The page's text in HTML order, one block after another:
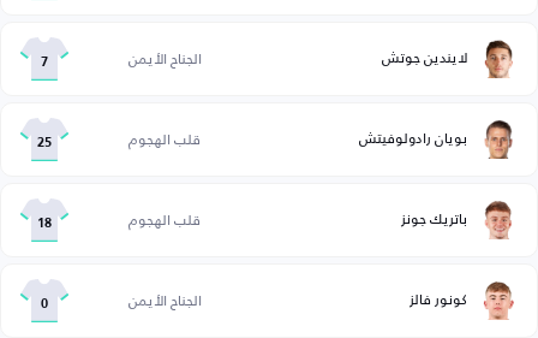
لايندين جوتش الجناح الأيمن 7
بويان رادولوفيتش قلب الهجوم 25
باتريك جونز قلب الهجوم 18
كونور فالز الجناح الأيمن 0